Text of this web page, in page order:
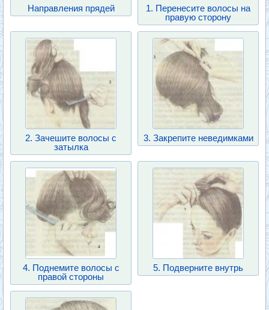
Направления прядей
1. Перенесите волосы на
правую сторону
2. Зачешите волосы с
затылка
3. Закрепите неведимками
4. Поднемите волосы с
правой стороны
5. Подверните внутрь